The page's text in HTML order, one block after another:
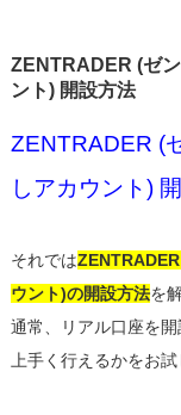
ZENTRADER (ゼ
ント) 開設方法
ZENTRADER (
しアカウント)
それでは
ウント)の開設方法を
通常、リアル口座を
上手く行えるかをお